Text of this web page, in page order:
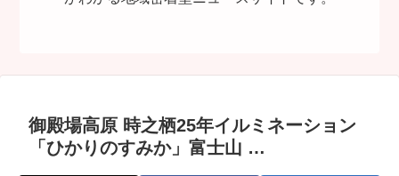
御殿場高原 時之栖25年イルミネーション
「ひかりのすみか」富士山 …